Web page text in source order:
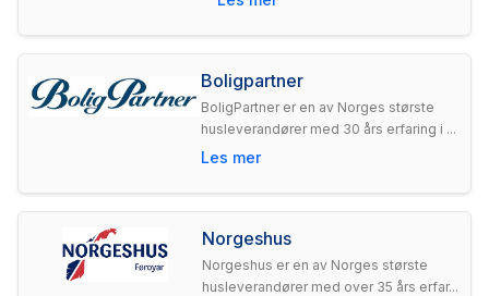
Boligpartner
BoligPartner er en av Norges største
husleverandører med 30 års erfaring i ...
Les mer
Norgeshus
Norgeshus er en av Norges største
husleverandører med over 35 års erfar...